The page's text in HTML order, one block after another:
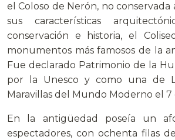
el Coloso de Nerón, no
sus características
conservación e historia, el
monumentos más famosos de la
Fue declarado Patrimonio de la
por la Unesco y como una de
Maravillas del Mundo Moderno el
En la antigüedad poseía un
espectadores, con ochenta filas